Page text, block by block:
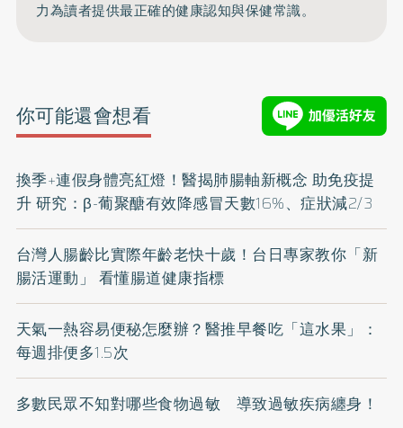
力為讀者提供最正確的健康認知與保健常識。
你可能還會想看
換季+連假身體亮紅燈！醫揭肺腸軸新概念 助免疫提
升 研究：β-葡聚醣有效降感冒天數16%、症狀減2/3
台灣人腸齡比實際年齡老快十歲！台日專家教你「新
腸活運動」 看懂腸道健康指標
天氣一熱容易便秘怎麼辦？醫推早餐吃「這水果」：
每週排便多1.5次
多數民眾不知對哪些食物過敏 導致過敏疾病纏身！